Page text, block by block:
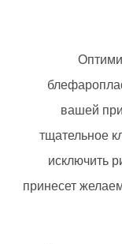
вашей
принесет